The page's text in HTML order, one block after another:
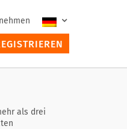
als drei